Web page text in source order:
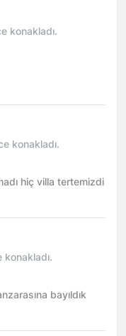
konakladı.
konakladı.
hiç villa tertemizdi
bayıldık